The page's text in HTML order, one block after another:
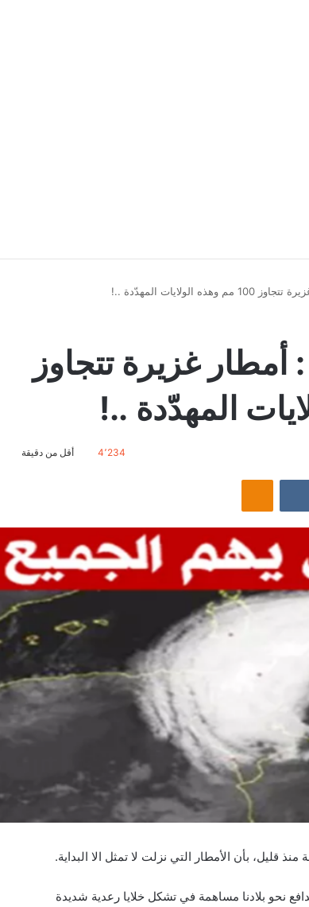
المهدّدة ..!
غزيرة تتجاوز
4٬234 أقل من دقيقة
قليل، بأن الأمطار التي نزلت لا تمثل الا البداية.
نحو بلادنا مساهمة في تشكل خلايا رعدية شديدة